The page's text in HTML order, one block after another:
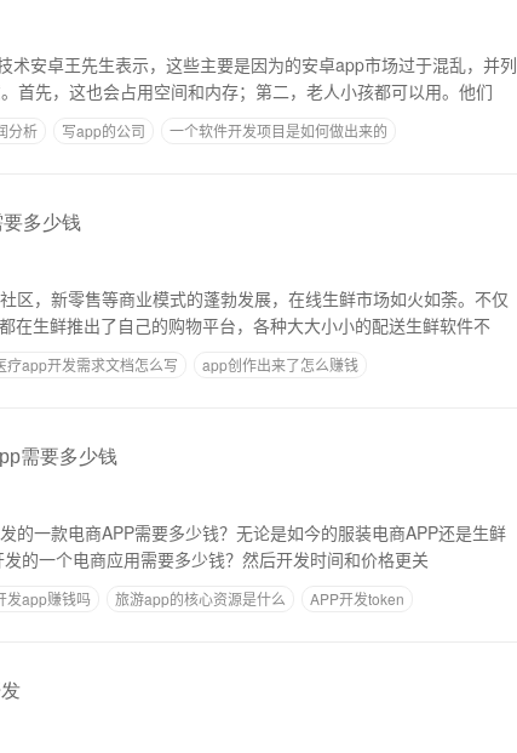
术安卓王先生表示，这些主要是因为的安卓app市场过于混乱，并列
首先，这也会占用空间和内存；第二，老人小孩都可以用。他们
分析 写app的公司
一个软件开发项目是如何做出来的
多少钱
区，新零售等商业模式的蓬勃发展，在线生鲜市场如火如荼。不仅
在生鲜推出了自己的购物平台，各种大大小小的配送生鲜软件不
疗app开发需求文档怎么写
app创作出来了怎么赚钱
需要多少钱
的一款电商APP需要多少钱？无论是如今的服装电商APP还是生鲜
APP商城，这都是一个坚实的典范。 开发的一个电商应用需要多少钱？然后开发时间和价格更关
发app赚钱吗 旅游app的核心资源是什么
APP开发token